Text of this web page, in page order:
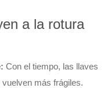
a la rotura
Con el tiempo, las llaves
más frágiles.